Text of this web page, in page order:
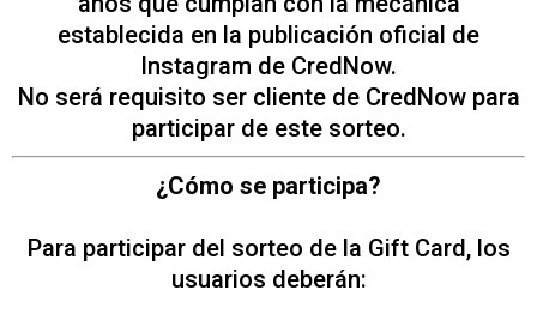
establecida en la publicación oficial de
Instagram de CredNow.
No será requisito ser cliente de CredNow para
participar de este sorteo.
¿Cómo se participa?
Para participar del sorteo de la Gift Card, los
usuarios deberán: